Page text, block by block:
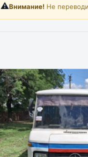
⚠️Внимание! Не